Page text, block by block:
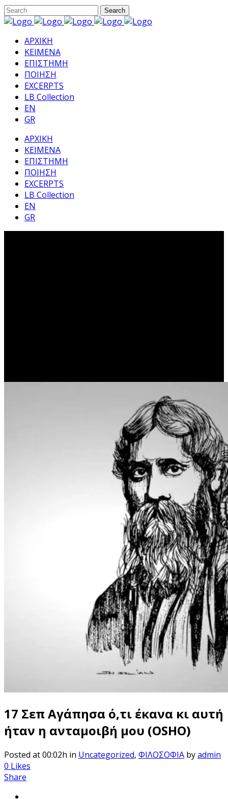
ΑΡΧΙΚΗ
ΚΕΙΜΕΝΑ
ΕΠΙΣΤΗΜΗ
ΠΟΙΗΣΗ
EXCERPTS
LB Collection
EN
GR
ΑΡΧΙΚΗ
ΚΕΙΜΕΝΑ
ΕΠΙΣΤΗΜΗ
ΠΟΙΗΣΗ
EXCERPTS
LB Collection
EN
GR
17 Σεπ Αγάπησα ό,τι έκανα κι αυτή
ήταν η ανταμοιβή μου (OSHO)
Posted at 00:02h in Uncategorized, ΦΙΛΟΣΟΦΙΑ byadmin
0 Likes
Share